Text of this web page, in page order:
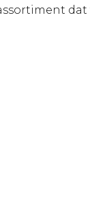
dat